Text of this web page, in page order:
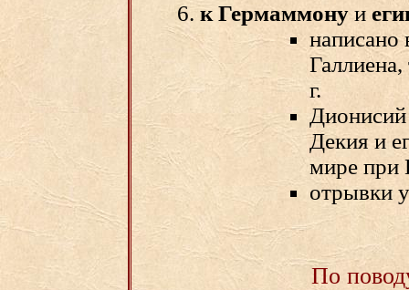
к Гермаммону и
написано
г.
Декия и
мире при
отрывки
По